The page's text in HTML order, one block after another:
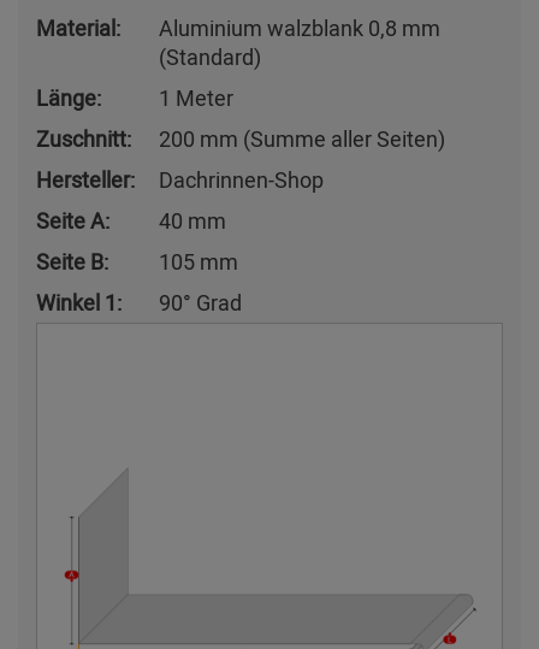
Material:
Aluminium walzblank 0,8 mm
(Standard)
Länge:
1 Meter
Zuschnitt:
200 mm (Summe aller Seiten)
Hersteller:
Dachrinnen-Shop
Seite A:
40 mm
Seite B:
105 mm
Winkel 1:
90° Grad